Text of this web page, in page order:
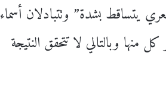
يتساقط بشدة” وتتبادلان أسماء
وبالتالي لا تتحقق النتيجة